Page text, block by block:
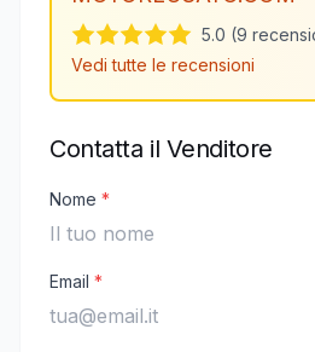
5.0 (9
Vedi tutte le recensioni
Contatta il Venditore
Nome *
Email *